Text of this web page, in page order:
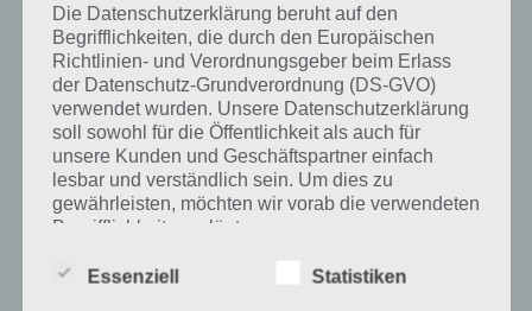
Auf WhatsApp teilen Teilen auf Facebook
Tweet auf Twitter
Mehr Artikel hier auf Touchportal
Die Datenschutzerklärung beruht auf den
Begrifflichkeiten, die durch den Europäischen
Richtlinien- und Verordnungsgeber beim Erlass
der Datenschutz-Grundverordnung (DS-GVO)
verwendet wurden. Unsere Datenschutzerklärung
soll sowohl für die Öffentlichkeit als auch für
unsere Kunden und Geschäftspartner einfach
lesbar und verständlich sein. Um dies zu
gewährleisten, möchten wir vorab die verwendeten
Begrifflichkeiten erläutern.
Wir verwenden in dieser Datenschutzerklärung
Essenziell Statistiken